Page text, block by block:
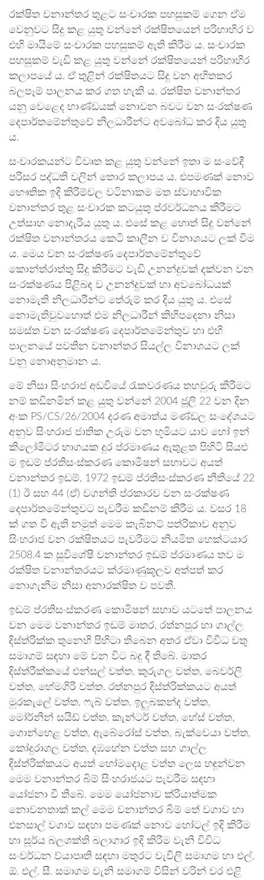
රක්ෂිත වනාන්තර තුළට සංචාරක පහසුකම් ගෙන ඒම
වෙනුවට සිදු කළ යුතු වන්නේ රක්ෂිතයෙන් පරිභාහිර ව
එහි මායිමේ සංචාරක පහසුකම් ඇති කිරීම ය. සංචාරක
පහසුකම් වැඩි කළ යුතු වන්නේ රක්ෂිතයෙන් පරිභාහිර
කලාපයේ ය. ඒ තුළින් රක්ෂිතයට සිදු වන අහිතකර
බලපෑම් පාලනය කර ගත හැකි ය. රක්ෂිත වනාන්තර
යනු වෙළෙද භාණ්ඩයක් නොවන බවට වන සංරක්ෂණ
දෙපාර්තමේන්තුවේ නිලධාරීන්ට අවබෝධ කර දිය යුතු
ය.
සංචාරකයන්ට විවෘත කළ යුතු වන්නේ ඉතා ම සංවේදී
පරිසර පද්ධති වලින් තොර කලාපය ය. එපමණක් නොව
භෞතික ඉදි කිරීම්වල වටිනාකම මත ස්වාභාවික
වනාන්තර තුළ සංචාරක කටයුතු ප්රවර්ධනය කිරීමට
උත්සාහ නොදැරිය යුතු ය. එසේ කළ හොත් සිදු වන්නේ
රක්ෂිත වනාන්තරය කෙටි කාලීන ව විනාශයට ලක් වීම
ය. මෙය වන සංරක්ෂණ දෙපාර්තමේන්තුවේ
කොන්ත්රාත්තු සිදු කිරීමට වැඩි උනන්දුවක් දක්වන වන
සංරක්ෂණය පිළිබඳ ව උනන්දුවක් හා අවබෝධයක්
නොමැති නිලධාරීන්ට තේරුම් කර දිය යුතු ය. එසේ
නොමැතිවුවහොත් එම නිලධාරීන් කිහිපදෙනා නිසා
සමස්ත වන සංරක්ෂණ දෙපාර්තමේන්තුව හා එහි
පාලනයේ පවතින වනාන්තර සියල්ල විනාශයට ලක්
වනු නොඅනුමාන ය.
මේ නිසා සිංහරාජ අඩවියේ රැකවරණය තහවුරු කිරීමට
නම් කඩිනමින් කළ යුතු වන්නේ 2004 ජූලි 22 වන දින
අංක PS/CS/26/2004 දරණ අමාත්ය මණ්ඩල සංදේශයට
අනුව සිංහරාජ ජාතික උරුම වන භූමියට යාව හෝ ඉන්
කිලෝමීටර භාගයක දුර ප්රමාණය ඇතුළත පිහිටි සියළු
ම ඉඩම් ප්රතිසංස්කරණ කොමිෂන් සභාවට අයත්
වනාන්තර ඉඩම්, 1972 ඉඩම් ප්රතිසංස්කරණ නීතියේ 22
(1) ඊ සහ 44 (ඒ) වගන්ති ප්රකාරව වන සංරක්ෂණ
දෙපාර්තමේන්තුවට පැවරීම කඩිනම් කිරීම ය. වසර 18
ක් ගත වී ඇති නමුත් මෙම කැබිනට් පත්රිකාව අනුව
සිංහරාජ වන රක්ෂිතයට පැවරීමට නියමිත හෙක්ටයාර
2508.4 ක සුවිශේෂී වනාන්තර ඉඩම් ප්රමාණය තව ම
රක්ෂිත වනාන්තරයට ක්රමාණුකූලව අත්පත් කර
නොගැනීම නිසා අනාරක්ෂිත ව පවතී.
ඉඩම් ප්රතිසංස්කරණ කොමිෂන් සභාව යටතේ පාලනය
වන මෙම වනාන්තර ඉඩම් මාතර, රත්නපුර හා ගාල්ල
දිස්ත්රික්ක තුනෙහි පිහිටා තිබෙන අතර ඒවා විවිධ වතු
සමාගම් සඳහා මේ වන විට බදු දී තිබේ. මාතර
දිස්ත්රීක්කයේ එන්සල් වත්ත, කුරුගල වත්ත, බෙවර්ලි
වත්ත, හේමගිරි වත්ත. රත්නපුර දිස්ත්රික්කයට අයත්
මුරකැලේ වත්ත, ෆැබ් වත්ත, ඉලුබකන්ද වත්ත,
මෝර්නින් සයිඩ් වත්ත, කැන්ටර් වත්ත, හේස් වත්ත,
ගොන්හෙළ වත්ත, ඇබේරෝස් වත්ත, බැක්වෙයා වත්ත,
කෝදුරාගල වත්ත, දඹහේන වත්ත සහ ගාල්ල
දිස්ත්රික්කයට අයත් හෝමදොළ වත්ත ලෙස හඳුන්වන
මෙම වනාන්තර බිම් සිංහරාජයට පැවරීම සඳහා
යෝජනා වී තිබේ. මෙම යෝජනාව ක්රියාත්මක
නොවනතාක් කල් මෙම වනාන්තර බිම් තේ වගාව හා
එනසාල් වගාව සඳහා පමණක් නොව හෝටල් ඉදි කිරීම
හා සූර්ය බලශක්ති බලාගාර ඉදි කිරීම වැනි විවිධ
සංවර්ධන ව්යාපෘති සඳහා මතුරට වැවිලි සමාගම හා එල්.
ඕ. එල්. සී. සමාගම වැනි සමාගම් විසින් වරින් වර එළි